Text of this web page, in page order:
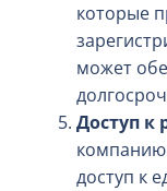
которые
может
Доступ к
доступ к